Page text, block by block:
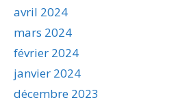
avril 2024
mars 2024
février 2024
janvier 2024
décembre 2023